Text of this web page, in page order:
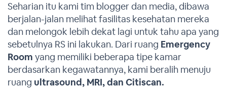
Seharian itu kami tim blogger dan media, dibawa
berjalan-jalan melihat fasilitas kesehatan mereka
dan melongok lebih dekat lagi untuk tahu apa yang
sebetulnya RS ini lakukan. Dari ruang Emergency
Room yang memiliki beberapa tipe kamar
berdasarkan kegawatannya, kami beralih menuju
ruang ultrasound, MRI, dan Citiscan.